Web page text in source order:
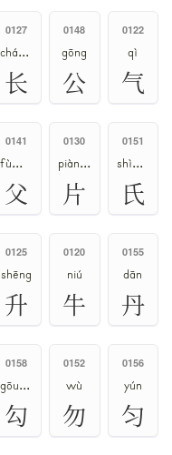
0127
cháng、zhǎng
长
0148
gōng
公
0122
qì
气
0141
fù、fǔ
父
0130
piàn、piān
片
0151
shì、zhī
氏
0125
shēng
升
0120
niú
牛
0155
dān
丹
0158
gōu、gòu
勾
0152
wù
勿
0156
yún
匀